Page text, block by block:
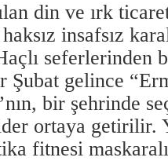
din ve ırk
insafsız
seferlerinden
Şubat gelince
bir şehrinde
ortaya getirilir.
fitnesi